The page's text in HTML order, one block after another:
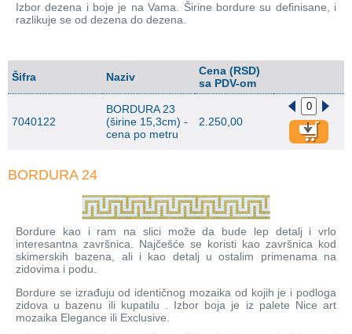
Izbor dezena i boje je na Vama. Širine bordure su definisane, i
razlikuje se od dezena do dezena.
Šifra Naziv
Cena (RSD)
sa PDV-om
7040122
BORDURA 23
(širine 15,3cm) -
cena po metru
2.250,00
BORDURA 24
Bordure kao i ram na slici može da bude lep detalj i vrlo
interesantna završnica. Najčešće se koristi kao završnica kod
skimerskih bazena, ali i kao detalj u ostalim primenama na
zidovima i podu.
Bordure se izrađuju od identičnog mozaika od kojih je i podloga
zidova u bazenu ili kupatilu . Izbor boja je iz palete Nice art
mozaika Elegance ili Exclusive.